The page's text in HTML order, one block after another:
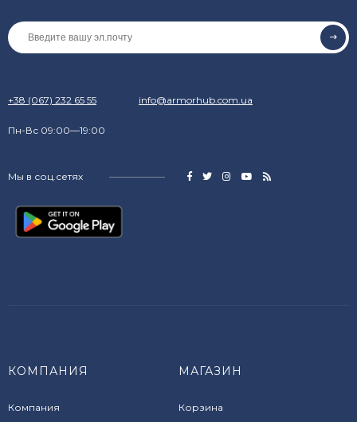
+38 (067) 232 65 55 info@armorhub.com.ua
Пн-Вс 09:00—19:00
Мы в соц.сетях
КОМПАНИЯ
Компания
МАГАЗИН
Корзина